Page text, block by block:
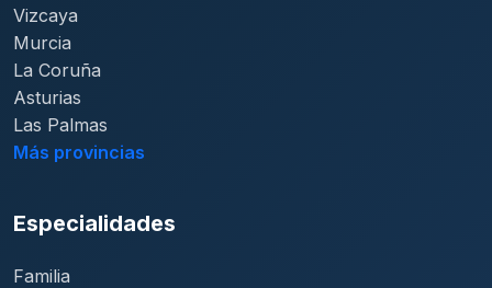
Vizcaya
Murcia
La Coruña
Asturias
Las Palmas
Más provincias
Especialidades
Familia